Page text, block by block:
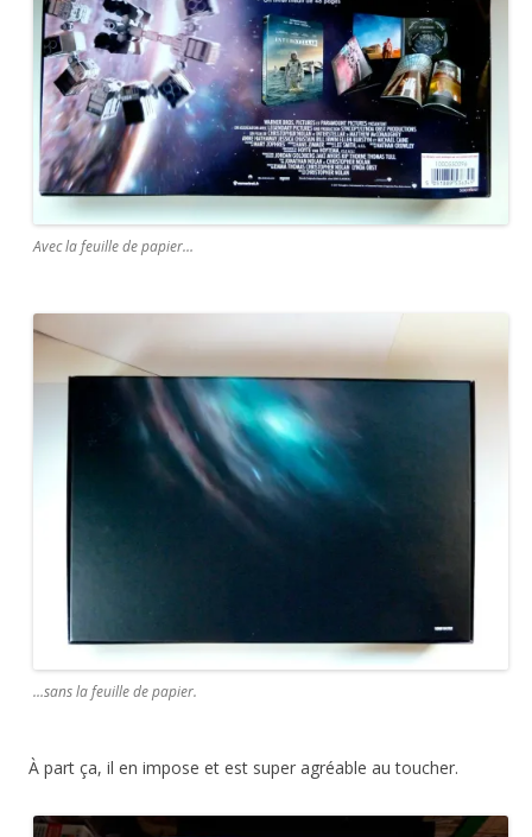
Avec la feuille de papier…
…sans la feuille de papier.
À part ça, il en impose et est super agréable au toucher.